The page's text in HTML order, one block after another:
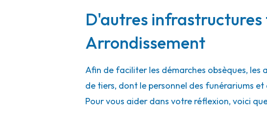
Confiance Obsèques - Givors
- 69700 Givors
Consulter l'agence 04 72 49 09 49
A votre écoute 24h/24 7j/7
D'autres infrastructures
Arrondissement
Afin de faciliter les démarches obsèques,
de tiers, dont le personnel des funérariums
Pour vous aider dans votre réflexion, voici